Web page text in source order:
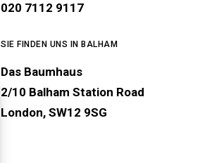
020 7112 9117
SIE FINDEN UNS IN BALHAM
Das Baumhaus
2/10 Balham Station Road
London, SW12 9SG